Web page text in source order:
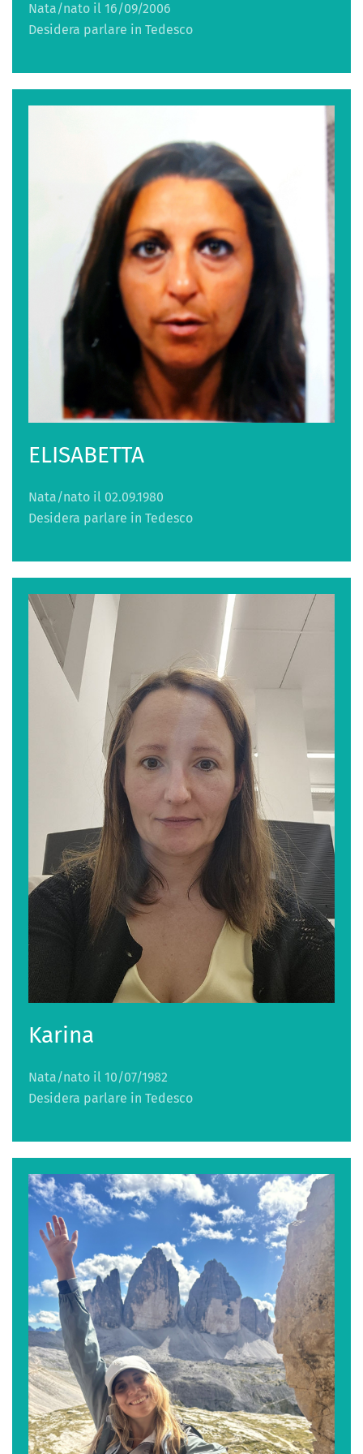
Nata/nato il 16/09/2006
Desidera parlare in Tedesco
ELISABETTA
Nata/nato il 02.09.1980
Desidera parlare in Tedesco
Karina
Nata/nato il 10/07/1982
Desidera parlare in Tedesco